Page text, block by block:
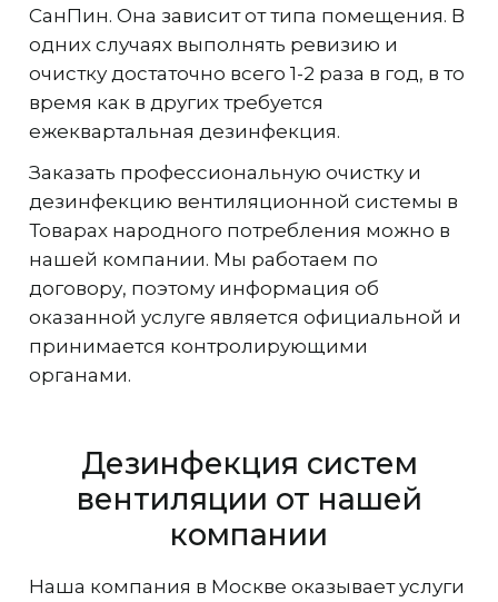
СанПин. Она зависит от типа помещения. В
одних случаях выполнять ревизию и
очистку достаточно всего 1-2 раза в год, в то
время как в других требуется
ежеквартальная дезинфекция.
Заказать профессиональную очистку и
дезинфекцию вентиляционной системы в
Товарах народного потребления можно в
нашей компании. Мы работаем по
договору, поэтому информация об
оказанной услуге является официальной и
принимается контролирующими
органами.
Дезинфекция систем
вентиляции от нашей
компании
Наша компания в Москве оказывает услуги